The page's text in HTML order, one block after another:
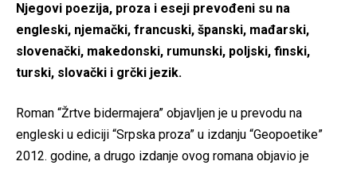
Njegovi poezija, proza i eseji prevođeni su na
engleski, njemački, francuski, španski, mađarski,
slovenački, makedonski, rumunski, poljski, finski,
turski, slovački i grčki jezik.
Roman “Žrtve bidermajera” objavljen je u prevodu na
engleski u ediciji “Srpska proza” u izdanju “Geopoetike”
2012. godine, a drugo izdanje ovog romana objavio je